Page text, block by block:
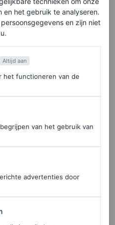
er zoiets als te veel
eten? Dit zeggen
ANBOUBA
lokken in voor een
coupe
binnenkort net
het gebruik te analyseren.
en zijn niet
Altijd aan
het functioneren van de
van het gebruik van
advertenties door